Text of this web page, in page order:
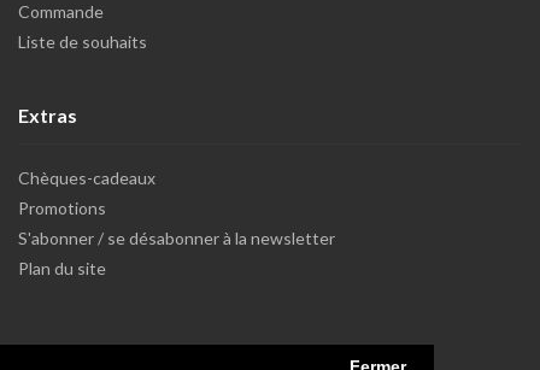
Commande
Liste de souhaits
Extras
Chèques-cadeaux
Promotions
S'abonner / se désabonner à la newsletter
Plan du site